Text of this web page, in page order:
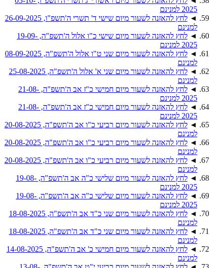
2025 למנינם
◄
לחץ להאזנה לשעור מיום שישי ד' תשרי ה'תשפ"ו, 26-09-2025
למנינם
◄
לחץ להאזנה לשעור מיום שישי כ"ו אלול ה'תשפ"ה, 19-09-
2025 למנינם
◄
לחץ להאזנה לשעור מיום שני ט"ו אלול ה'תשפ"ה, 08-09-2025
למנינם
◄
לחץ להאזנה לשעור מיום שני א' אלול ה'תשפ"ה, 25-08-2025
למנינם
◄
לחץ להאזנה לשעור מיום חמישי כ"ז אב ה'תשפ"ה, 21-08-
2025 למנינם
◄
לחץ להאזנה לשעור מיום חמישי כ"ז אב ה'תשפ"ה, 21-08-
2025 למנינם
◄
לחץ להאזנה לשעור מיום רביעי כ"ו אב ה'תשפ"ה, 20-08-2025
למנינם
◄
לחץ להאזנה לשעור מיום רביעי כ"ו אב ה'תשפ"ה, 20-08-2025
למנינם
◄
לחץ להאזנה לשעור מיום רביעי כ"ו אב ה'תשפ"ה, 20-08-2025
למנינם
◄
לחץ להאזנה לשעור מיום שלישי כ"ה אב ה'תשפ"ה, 19-08-
2025 למנינם
◄
לחץ להאזנה לשעור מיום שלישי כ"ה אב ה'תשפ"ה, 19-08-
2025 למנינם
◄
לחץ להאזנה לשעור מיום שני כ"ד אב ה'תשפ"ה, 18-08-2025
למנינם
◄
לחץ להאזנה לשעור מיום שני כ"ד אב ה'תשפ"ה, 18-08-2025
למנינם
◄
לחץ להאזנה לשעור מיום חמישי כ' אב ה'תשפ"ה, 14-08-2025
למנינם